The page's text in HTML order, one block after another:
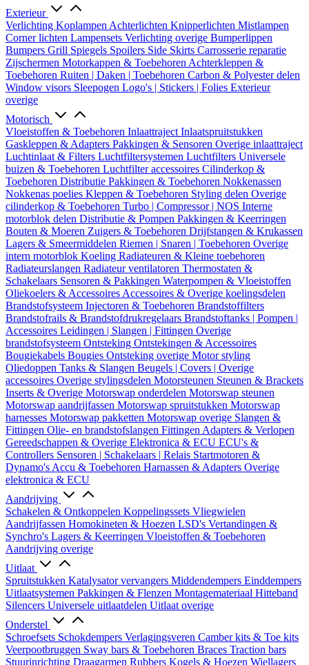
Exterieur
Verlichting Koplampen Achterlichten Knipperlichten Mistlampen
Corner lichten Lampensets Verlichting overige Bumperlippen
Bumpers Grill Spiegels Spoilers Side Skirts Carrosserie reparatie
Zijschermen Motorkappen & Toebehoren Achterkleppen &
Toebehoren Ruiten | Daken | Toebehoren Carbon & Polyester delen
Window visors Sleepogen Logo's | Stickers | Folies Exterieur
overige
Motorisch
Vloeistoffen & Toebehoren Inlaattraject Inlaatspruitstukken
Gaskleppen & Adapters Pakkingen & Sensoren Overige inlaattraject
Luchtinlaat & Filters Luchtfiltersystemen Luchtfilters Universele
buizen & Toebehoren Luchtfilter accessoires Cilinderkop &
Toebehoren Distributie Pakkingen & Toebehoren Nokkenassen
Nokkenas poelies Kleppen & Toebehoren Styling delen Overige
cilinderkop & Toebehoren Turbo | Compressor | NOS Interne
motorblok delen Distributie & Pompen Pakkingen & Keerringen
Bouten & Moeren Zuigers & Toebehoren Drijfstangen & Krukassen
Lagers & Smeermiddelen Riemen | Snaren | Toebehoren Overige
intern motorblok Koeling Radiateuren & Kleine toebehoren
Radiateurslangen Radiateur ventilatoren Thermostaten &
Schakelaars Sensoren & Pakkingen Waterpompen & Vloeistoffen
Oliekoelers & Accessoires Accessoires & Overige koelingsdelen
Brandstofsysteem Injectoren & Toebehoren Brandstoffilters
Brandstofrails & Brandstofdrukregelaars Brandstoftanks | Pompen |
Accessoires Leidingen | Slangen | Fittingen Overige
brandstofsysteem Ontsteking Ontstekingen & Accessoires
Bougiekabels Bougies Ontsteking overige Motor styling
Oliedoppen Tanks & Slangen Beugels | Covers | Overige
accessoires Overige stylingsdelen Motorsteunen Steunen & Brackets
Inserts & Overige Motorswap onderdelen Motorswap steunen
Motorswap aandrijfassen Motorswap spruitstukken Motorswap
harnesses Motorswap pakketten Motorswap overige Slangen &
Fittingen Olie- en brandstofslangen Fittingen Adapters & Verlopen
Gereedschappen & Overige Elektronica & ECU ECU's &
Controllers Sensoren | Schakelaars | Relais Startmotoren &
Dynamo's Accu & Toebehoren Harnassen & Adapters Overige
elektronica & ECU
Aandrijving
Schakelen & Ontkoppelen Koppelingssets Vliegwielen
Aandrijfassen Homokineten & Hoezen LSD's Vertandingen &
Synchro's Lagers & Keerringen Vloeistoffen & Toebehoren
Aandrijving overige
Uitlaat
Spruitstukken Katalysator vervangers Middendempers Einddempers
Uitlaatsystemen Pakkingen & Flenzen Montagemateriaal Hitteband
Silencers Universele uitlaatdelen Uitlaat overige
Onderstel
Schroefsets Schokdempers Verlagingsveren Camber kits & Toe kits
Veerpootbruggen Sway bars & Toebehoren Braces Traction bars
Stuurinrichting Draagarmen Rubbers Kogels & Hoezen Wiellagers